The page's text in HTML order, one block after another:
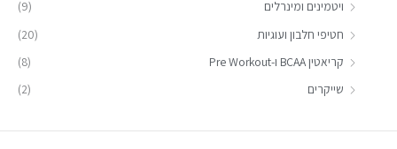
ויטמינים ומינרלים
(9)
חטיפי חלבון ועוגיות
(20)
קריאטין BCAA ו-Pre Workout
(8)
שייקרים
(2)